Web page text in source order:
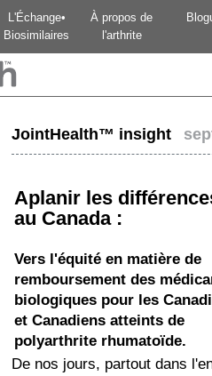
L'Échange•
Biosimilaires
À propos de
l'arthrite
JointHealth™ insight
Aplanir les
au Canada :
Vers l'équité en matière de
remboursement des
biologiques pour les
et Canadiens atteints de
polyarthrite rhumatoïde.
De nos jours, partout dans